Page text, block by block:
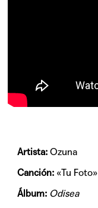
Artista: Ozuna
Canción: «Tu Foto»
Álbum: Odisea